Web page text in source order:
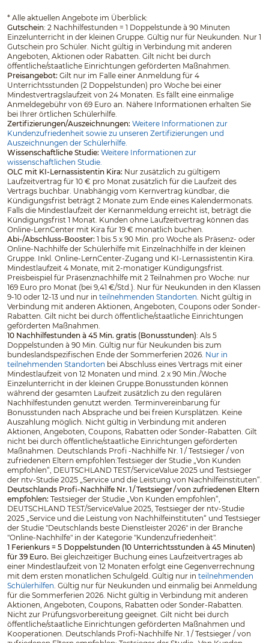
* Alle aktuellen Angebote im Überblick:
Gutschein: 2 Nachhilfestunden = 1 Doppelstunde à 90 Minuten
Einzelunterricht in der kleinen Gruppe. Gültig nur für Neukunden. Nur 1
Gutschein pro Schüler. Nicht gültig in Verbindung mit anderen
Angeboten, Aktionen oder Rabatten. Gilt nicht bei durch
öffentliche/staatliche Einrichtungen geförderten Maßnahmen.
Preisangebot: Gilt nur im Falle einer Anmeldung für 4
Unterrichtsstunden (2 Doppelstunden) pro Woche bei einer
Mindestvertragslaufzeit von 24 Monaten. Es fällt eine einmalige
Anmeldegebühr von 69 Euro an. Nähere Informationen erhalten Sie
bei Ihrer örtlichen Schülerhilfe.
Zertifizierungen/Auszeichnungen: Weitere Informationen zur
Kundenzufriedenheit sowie zu unseren Zertifizierungen und
Auszeichnungen der Schülerhilfe.
Wissenschaftliche Studie: Weitere Informationen zur
wissenschaftlichen Studie.
OLC mit KI-Lernassistentin Kira: Nur zusätzlich zu gültigem
Laufzeitvertrag für 10 € pro Monat zusätzlich für die Laufzeit des
Vertrags buchbar. Unabhängig vom Kernvertrag kündbar, die
Kündigungsfrist beträgt 2 Monate zum Ende eines Kalendermonats.
Falls die Mindestlaufzeit der Kernanmeldung erreicht ist, beträgt die
Kündigungsfrist 1 Monat. Kunden ohne Laufzeitvertrag können das
Online-LernCenter mit Kira für 19 € monatlich buchen.
Abi-/Abschluss-Booster: 1 bis 5 x 90 Min. pro Woche als Präsenz- oder
Online-Nachhilfe der Schülerhilfe mit Einzelnachhilfe in der kleinen
Gruppe. Inkl. Online-LernCenter-Zugang und KI-Lernassistentin Kira.
Mindestlaufzeit 4 Monate, mit 2-monatiger Kündigungsfrist.
Preisbeispiel für Präsenznachhilfe mit 2 Teilnahmen pro Woche: nur
169 Euro pro Monat (bei 9,41 €/Std.). Nur für Neukunden in den Klassen
9-10 oder 12-13 und nur in teilnehmenden Standorten. Nicht gültig in
Verbindung mit anderen Aktionen, Angeboten, Coupons oder Sonder-
Rabatten. Gilt nicht bei durch öffentliche/staatliche Einrichtungen
geförderten Maßnahmen.
10 Nachhilfestunden à 45 Min. gratis (Bonusstunden): Als 5
Doppelstunden à 90 Min. Gültig nur für Neukunden bis zum
bundeslandspezifischen Ende der Sommerferien 2026. Nur in
teilnehmenden Standorten bei Abschluss eines Vertrags mit einer
Mindestlaufzeit von 12 Monaten und mind. 2 x 90 Min./Woche
Einzelunterricht in der kleinen Gruppe.Bonusstunden können
während der gesamten Laufzeit zusätzlich zu den regulären
Nachhilfestunden genutzt werden. Terminvereinbarung für
Bonusstunden nach Absprache und bei freien Kursplätzen. Keine
Auszahlung möglich. Nicht gültig in Verbindung mit anderen
Aktionen, Angeboten, Coupons, Rabatten oder Sonder-Rabatten. Gilt
nicht bei durch öffentliche/staatliche Einrichtungen geförderten
Maßnahmen. Deutschlands Profi -Nachhilfe Nr. 1 / Testsieger / von
zufriedenen Eltern empfohlen:Testsieger der Studie „Von Kunden
empfohlen“, DEUTSCHLAND TEST/ServiceValue 2025 und Testsieger
der ntv-Studie 2025 „Service und die Leistung von Nachhilfeinstituten“.
Deutschlands Profi-Nachhilfe Nr. 1 / Testsieger / von zufriedenen Eltern
empfohlen: Testsieger der Studie „Von Kunden empfohlen“,
DEUTSCHLAND TEST/ServiceValue 2025, Testsieger der ntv-Studie
2025 „Service und die Leistung von Nachhilfeinstituten“ und Testsieger
der Studie "Deutschlands beste Dienstleister 2026" in der Branche
"Online-Nachhilfe" in der Kategorie "Kundenzufriedenheit".
1 Ferienkurs = 5 Doppelstunden (10 Unterrichtsstunden à 45 Minuten)
für 39 Euro. Bei gleichzeitiger Buchung eines Laufzeitvertrages ab
einer Mindestlaufzeit von 12 Monaten erfolgt eine Gegenverrechnung
mit dem ersten monatlichen Schulgeld. Gültig nur in teilnehmenden
Schülerhilfen. Gültig nur für Neukunden und einmalig bei Anmeldung
für die Sommerferien 2026. Nicht gültig in Verbindung mit anderen
Aktionen, Angeboten, Coupons, Rabatten oder Sonder-Rabatten.
Nicht zur Prüfungsvorbereitung geeignet. Gilt nicht bei durch
öffentliche/staatliche Einrichtungen geförderten Maßnahmen und
Kooperationen. Deutschlands Profi-Nachhilfe Nr. 1 / Testsieger / von